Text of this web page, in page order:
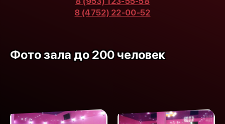
8 (4752) 22-00-52
Фото зала до 200 человек